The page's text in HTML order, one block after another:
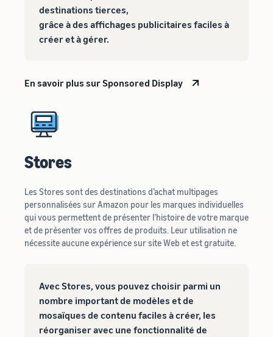
destinations tierces,
grâce à des affichages publicitaires faciles à
créer et à gérer.
En savoir plus sur Sponsored Display
Stores
Les Stores sont des destinations d’achat multipages
personnalisées sur Amazon pour les marques individuelles
qui vous permettent de présenter l’histoire de votre marque
et de présenter vos offres de produits. Leur utilisation ne
nécessite aucune expérience sur site Web et est gratuite.
Avec Stores, vous pouvez choisir parmi un
nombre important de modèles et de
mosaïques de contenu faciles à créer, les
réorganiser avec une fonctionnalité de